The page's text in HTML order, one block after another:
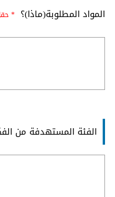
المواد المطلوبة(ماذا)؟ *
الفئة المستهدفة من